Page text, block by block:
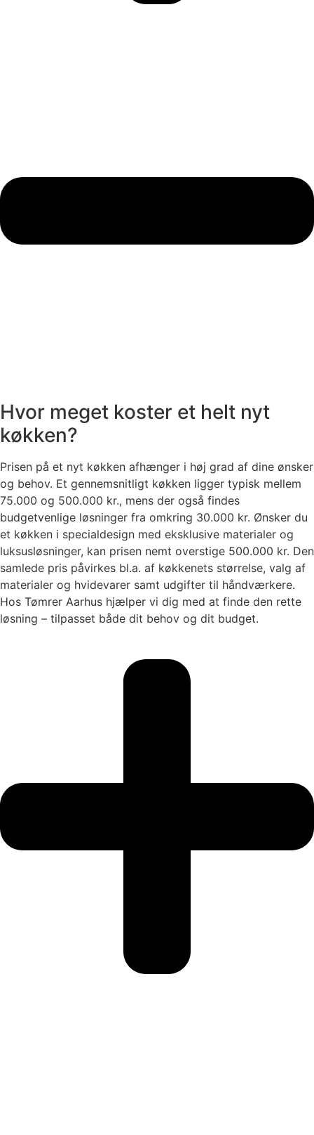
Hvor meget koster et helt nyt
køkken?
Prisen på et nyt køkken afhænger i høj grad af dine ønsker
og behov. Et gennemsnitligt køkken ligger typisk mellem
75.000 og 500.000 kr., mens der også findes
budgetvenlige løsninger fra omkring 30.000 kr. Ønsker du
et køkken i specialdesign med eksklusive materialer og
luksusløsninger, kan prisen nemt overstige 500.000 kr. Den
samlede pris påvirkes bl.a. af køkkenets størrelse, valg af
materialer og hvidevarer samt udgifter til håndværkere.
Hos Tømrer Aarhus hjælper vi dig med at finde den rette
løsning – tilpasset både dit behov og dit budget.